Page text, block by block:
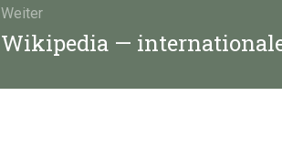
Weiter
Nächster
Wikipedia —